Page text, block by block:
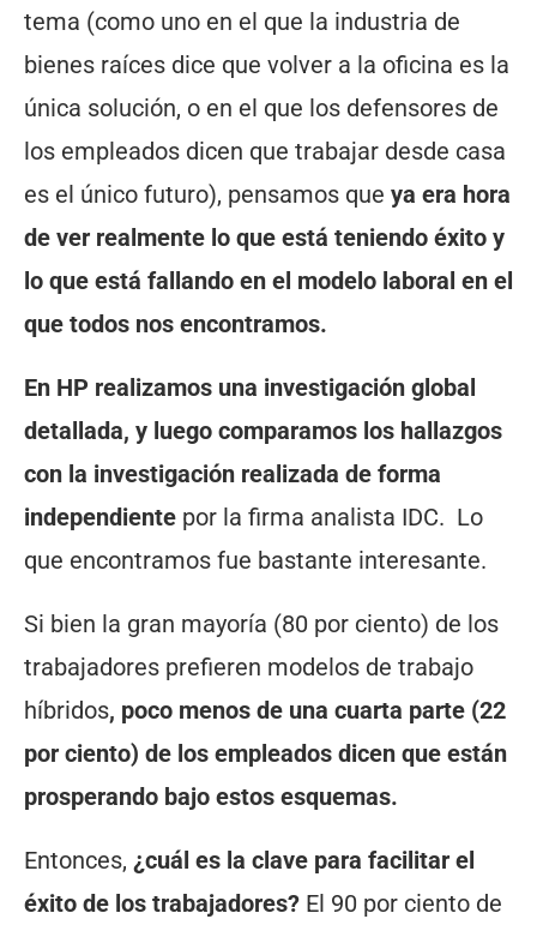
tema (como uno en el que la industria de
bienes raíces dice que volver a la oficina es la
única solución, o en el que los defensores de
los empleados dicen que trabajar desde casa
es el único futuro), pensamos que ya era hora
de ver realmente lo que está teniendo éxito y
lo que está fallando en el modelo laboral en el
que todos nos encontramos.
En HP realizamos una investigación global
detallada, y luego comparamos los hallazgos
con la investigación realizada de forma
independiente por la firma analista IDC. Lo
que encontramos fue bastante interesante.
Si bien la gran mayoría (80 por ciento) de los
trabajadores prefieren modelos de trabajo
híbridos, poco menos de una cuarta parte (22
por ciento) de los empleados dicen que están
prosperando bajo estos esquemas.
Entonces, ¿cuál es la clave para facilitar el
éxito de los trabajadores? El 90 por ciento de